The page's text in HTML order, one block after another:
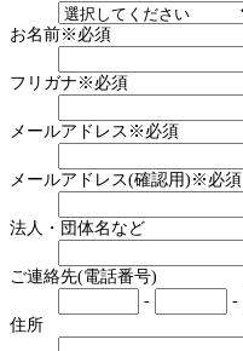
お名前※必須
フリガナ ※必須
メールアドレス ※必須
メールアドレス(確認用) ※必須
法人・団体名など
ご連絡先(電話番号)
-
-
住所